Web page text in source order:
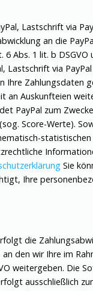
Lastschrift via
an die
Abs. 1 lit. b
Lastschrift via
Zahlungsdaten
an Auskunfteien
PayPal zum
Score-Werte).
Sie
Ihre
die
an den wir Ihre im
weitergeben. Die
ausschließlich